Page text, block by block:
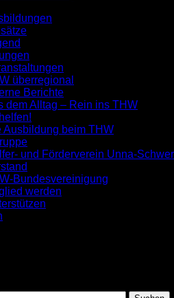
überregional
Berichte
dem Alltag – Rein ins THW
Ausbildung beim THW
und Förderverein Unna-
Bundesvereinigung
werden